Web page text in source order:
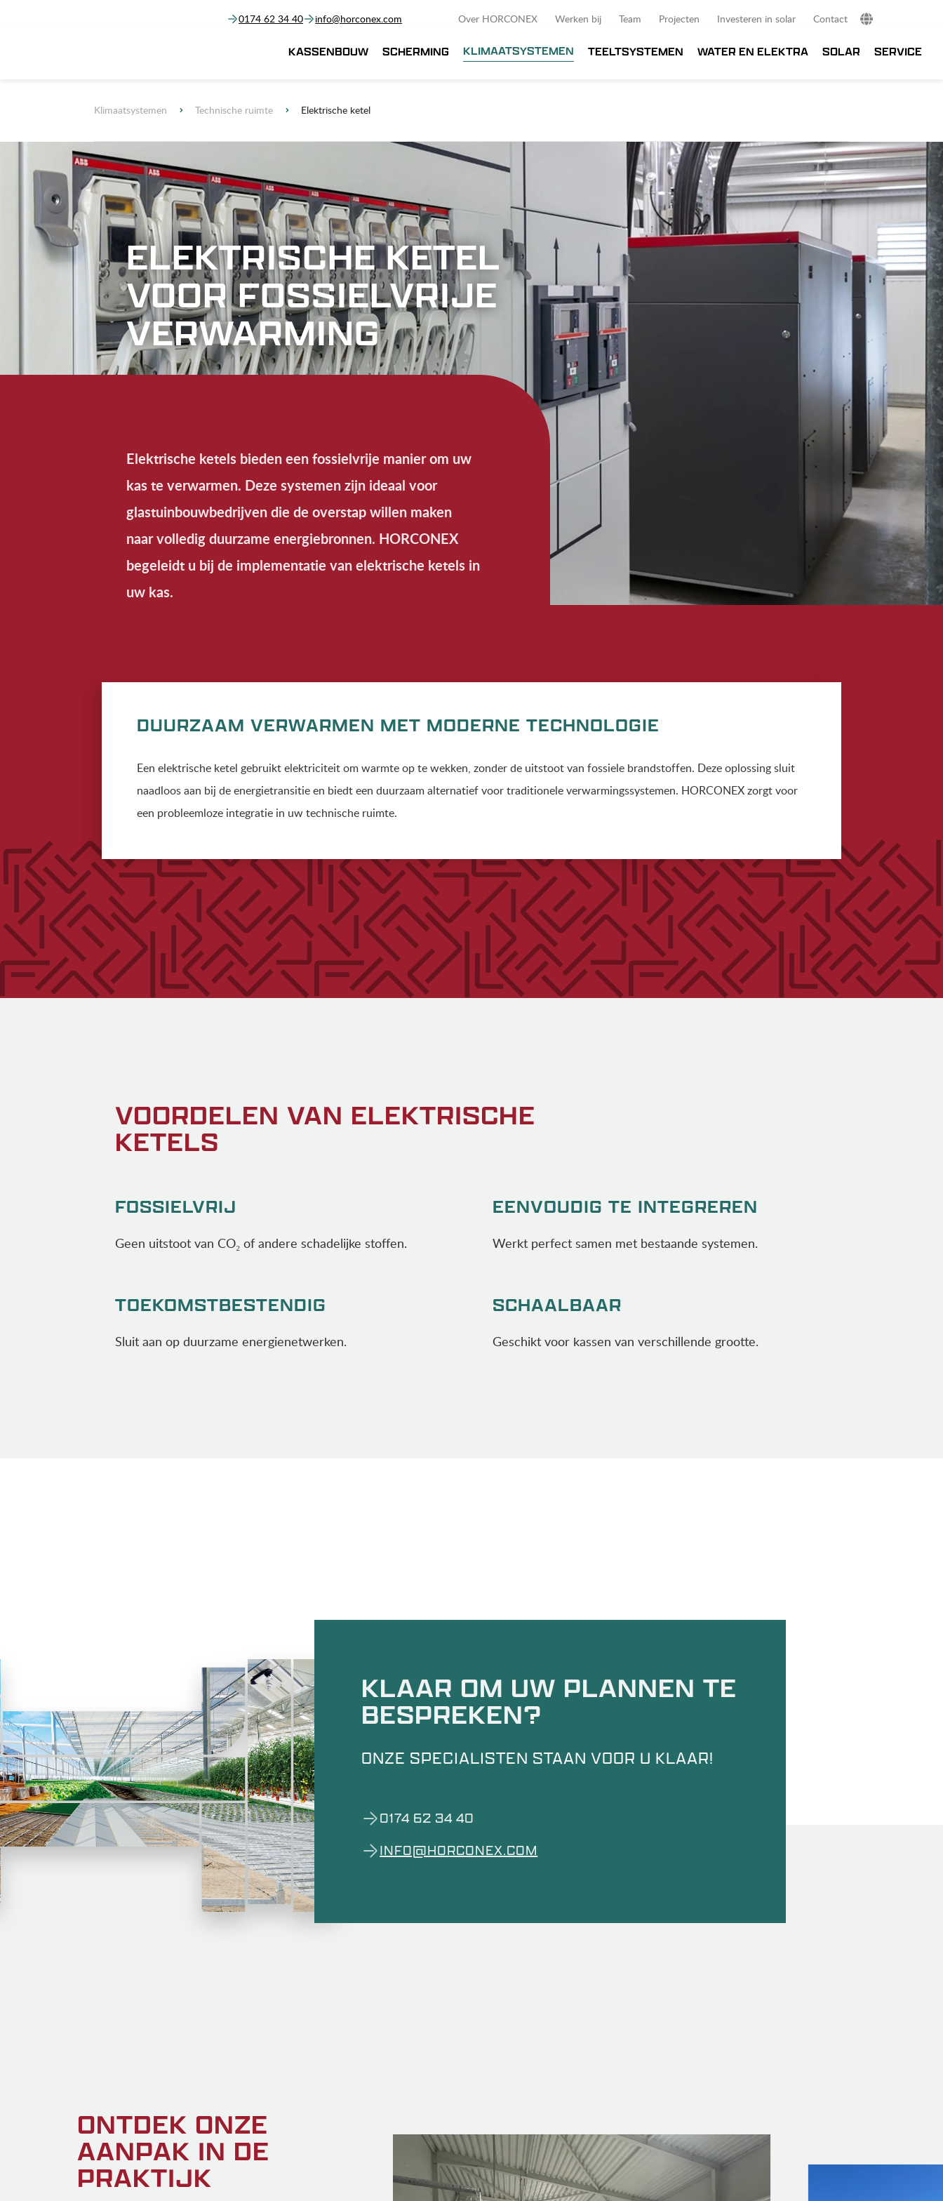
0174 62 34 40 info@horconex.com Over HORCONEX Werken bij Team Projecten Investeren in solar Contact
FR
KASSENBOUW SCHERMING KLIMAATSYSTEMEN TEELTSYSTEMEN WATER EN ELEKTRA SOLAR SERVICE
Klimaatsystemen Technische ruimte Elektrische ketel
ELEKTRISCHE KETEL
VOOR FOSSIELVRIJE
VERWARMING
Elektrische ketels bieden een fossielvrije manier om uw
kas te verwarmen. Deze systemen zijn ideaal voor
glastuinbouwbedrijven die de overstap willen maken
naar volledig duurzame energiebronnen. HORCONEX
begeleidt u bij de implementatie van elektrische ketels in
uw kas.
DUURZAAM VERWARMEN MET MODERNE TECHNOLOGIE
Een elektrische ketel gebruikt elektriciteit om warmte op te wekken, zonder de uitstoot van fossiele brandstoffen. Deze oplossing sluit
naadloos aan bij de energietransitie en biedt een duurzaam alternatief voor traditionele verwarmingssystemen. HORCONEX zorgt voor
een probleemloze integratie in uw technische ruimte.
VOORDELEN VAN ELEKTRISCHE
KETELS
FOSSIELVRIJ
Geen uitstoot van CO₂ of andere schadelijke stoffen.
EENVOUDIG TE INTEGREREN
Werkt perfect samen met bestaande systemen.
TOEKOMSTBESTENDIG
Sluit aan op duurzame energienetwerken.
SCHAALBAAR
Geschikt voor kassen van verschillende grootte.
KLAAR OM UW PLANNEN TE
BESPREKEN?
ONZE SPECIALISTEN STAAN VOOR U KLAAR!
0174 62 34 40
INFO@HORCONEX.COM
ONTDEK ONZE
AANPAK IN DE
PRAKTIJK